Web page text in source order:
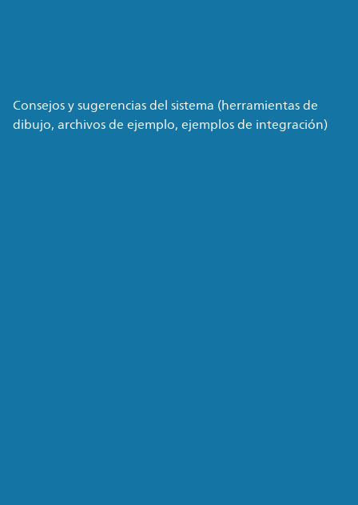
Consejos y sugerencias del sistema (herramientas de
dibujo, archivos de ejemplo, ejemplos de integración)